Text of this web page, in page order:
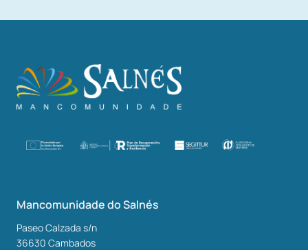
Mancomunidade do Salnés
Paseo Calzada s/n
36630 Cambados